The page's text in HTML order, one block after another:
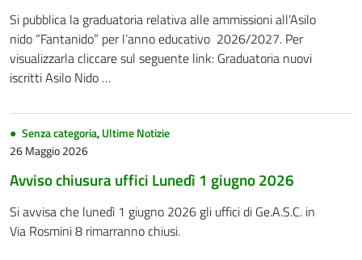
Si pubblica la graduatoria relativa alle ammissioni all’Asilo
nido “Fantanido” per l’anno educativo 2026/2027. Per
visualizzarla cliccare sul seguente link: Graduatoria nuovi
iscritti Asilo Nido …
Senza categoria,Ultime Notizie
26 Maggio 2026
Avviso chiusura uffici Lunedì 1 giugno 2026
Si avvisa che lunedì 1 giugno 2026 gli uffici di Ge.A.S.C. in
Via Rosmini 8 rimarranno chiusi.